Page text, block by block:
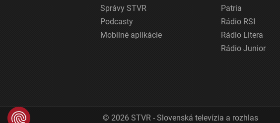
Správy STVR
Podcasty
Mobilné aplikácie
Patria
Rádio RSI
Rádio Litera
Rádio Junior
© 2026 STVR - Slovenská televízia a rozhlas